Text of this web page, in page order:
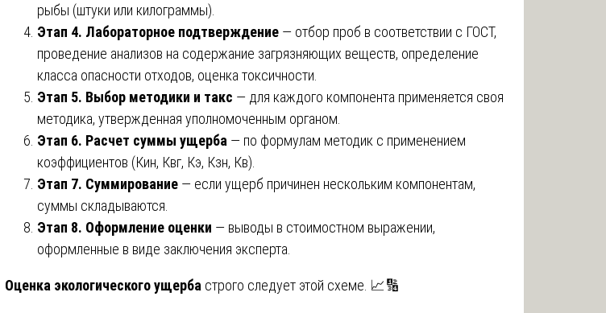
рыбы (штуки или килограммы).
Этап 4. Лабораторное подтверждение — отбор проб в соответствии с ГОСТ,
проведение анализов на содержание загрязняющих веществ, определение
класса опасности отходов, оценка токсичности.
Этап 5. Выбор методики и такс — для каждого компонента применяется своя
методика, утвержденная уполномоченным органом.
Этап 6. Расчет суммы ущерба — по формулам методик с применением
коэффициентов (Кин, Квг, Кэ, Кзн, Кв).
Этап 7. Суммирование — если ущерб причинен нескольким компонентам,
суммы складываются.
Этап 8. Оформление оценки — выводы в стоимостном выражении,
оформленные в виде заключения эксперта.
Оценка экологического ущерба строго следует этой схеме. 📈🔢